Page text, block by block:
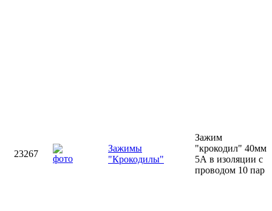
23267
Зажимы
"Крокодилы"
Зажим
"крокодил" 40мм
5А в изоляции с
проводом 10 пар